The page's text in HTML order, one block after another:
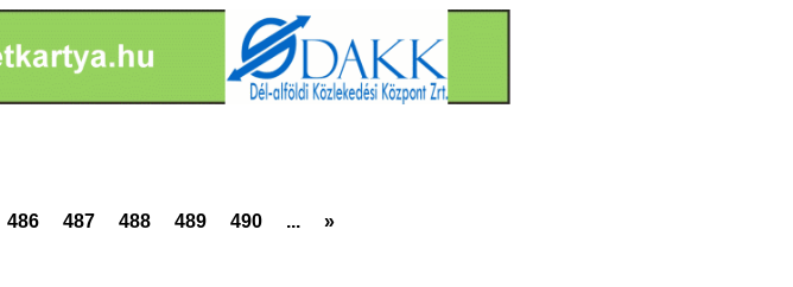
486 487 488 489 490 ... »